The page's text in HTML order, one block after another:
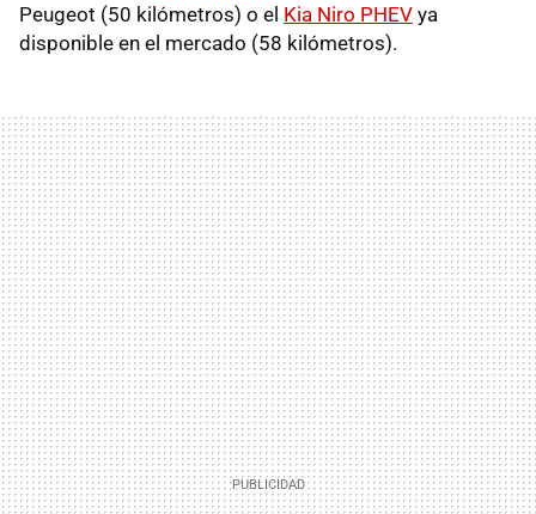
Peugeot (50 kilómetros) o el Kia Niro PHEV ya
disponible en el mercado (58 kilómetros).